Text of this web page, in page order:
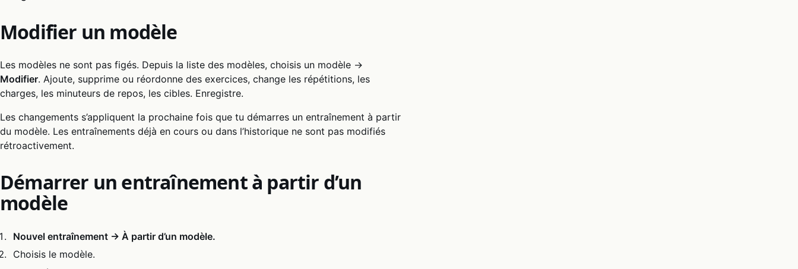
Modifier un modèle
Les modèles ne sont pas figés. Depuis la liste des modèles, choisis un modèle →
Modifier. Ajoute, supprime ou réordonne des exercices, change les répétitions, les
charges, les minuteurs de repos, les cibles. Enregistre.
Les changements s’appliquent la prochaine fois que tu démarres un entraînement à partir
du modèle. Les entraînements déjà en cours ou dans l’historique ne sont pas modifiés
rétroactivement.
Démarrer un entraînement à partir d’un
modèle
Nouvel entraînement → À partir d’un modèle.
Choisis le modèle.